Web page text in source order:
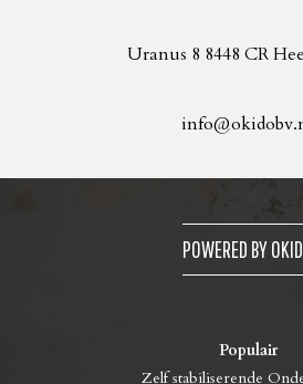
Uranus 8 8448 CR
POWERED BY
Populair
Zelf stabiliserende